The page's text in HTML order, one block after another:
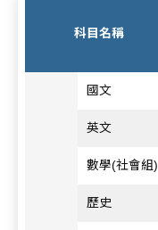
科目名稱
國文
英文
數學(社會組)
歷史